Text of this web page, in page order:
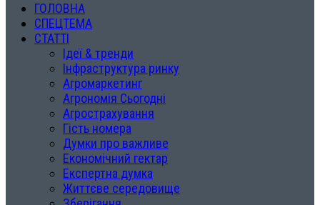
ГОЛОВНА
СПЕЦТЕМА
СТАТТІ
Ідеї & тренди
Інфраструктура ринку
Агромаркетинг
Агрономія Сьогодні
Агрострахування
Гість номера
Думки про важливе
Економічний гектар
Експертна думка
Життєве середовище